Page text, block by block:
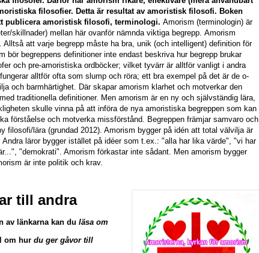
filosofier. Detta är resultat av amoristisk filosofi. Boken
publicera amoristisk filosofi, terminologi. Amorism (terminologin) är
skillnader) mellan här ovanför nämnda viktiga begrepp. Amorism
Alltså att varje begrepp måste ha bra, unik (och intelligent) definition för
bör begreppens definitioner inte endast beskriva hur begrepp brukar
och pre-amoristiska ordböcker; vilket tyvärr är alltför vanligt i andra
alltför ofta som slump och röra; ett bra exempel på det är de o-
och barmhärtighet. Där skapar amorism klarhet och motverkar den
traditionella definitioner. Men amorism är en ny och självständig lära,
skulle vinna på att införa de nya amoristiska begreppen som kan
förståelse och motverka missförstånd. Begreppen främjar samvaro och
filosofi/lära (grundad 2012). Amorism bygger på idén att total välvilja är
läror bygger istället på idéer som t.ex.: "alla har lika värde", "vi har
"demokrati". Amorism förkastar inte sådant. Men amorism bygger
är inte politik och krav.
till andra
av länkarna kan du läsa om
om hur du ger gåvor till